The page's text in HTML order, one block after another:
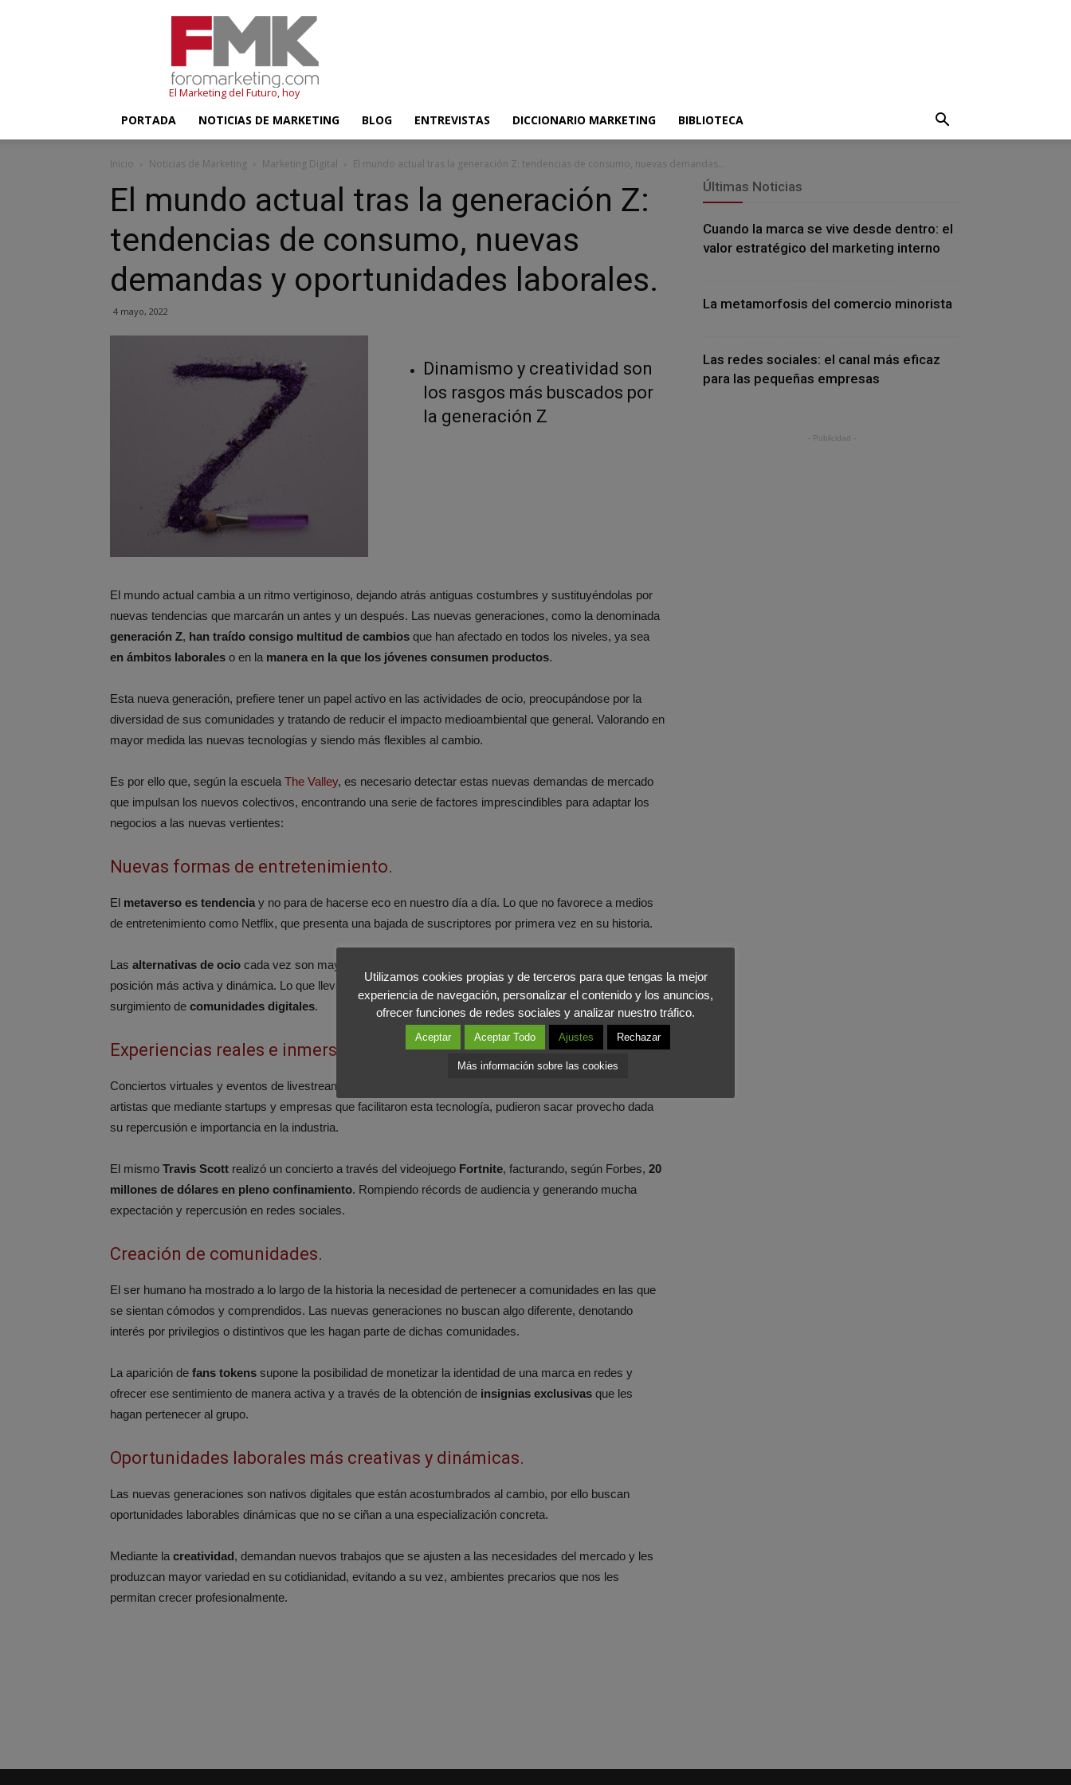
El Marketing del Futuro, hoy
PORTADA NOTICIAS DE MARKETING BLOG ENTREVISTAS DICCIONARIO MARKETING BIBLIOTECA
Inicio Noticias de Marketing Marketing Digital El mundo actual tras la generación Z: tendencias de consumo, nuevas demandas...
El mundo actual tras la generación Z:
tendencias de consumo, nuevas
demandas y oportunidades laborales.
4 mayo, 2022
Dinamismo y creatividad son
los rasgos más buscados por
la generación Z
El mundo actual cambia a un ritmo vertiginoso, dejando atrás antiguas costumbres y sustituyéndolas por
nuevas tendencias que marcarán un antes y un después. Las nuevas generaciones, como la denominada
generación Z, han traído consigo multitud de cambios que han afectado en todos los niveles, ya sea
en ámbitos laborales o en la manera en la que los jóvenes consumen productos.
Esta nueva generación, prefiere tener un papel activo en las actividades de ocio, preocupándose por la
diversidad de sus comunidades y tratando de reducir el impacto medioambiental que general. Valorando en
mayor medida las nuevas tecnologías y siendo más flexibles al cambio.
Es por ello que, según la escuela The Valley, es necesario detectar estas nuevas demandas de mercado
que impulsan los nuevos colectivos, encontrando una serie de factores imprescindibles para adaptar los
negocios a las nuevas vertientes:
Nuevas formas de entretenimiento.
El metaverso es tendencia y no para de hacerse eco en nuestro día a día. Lo que no favorece a medios
de entretenimiento como Netflix, que presenta una bajada de suscriptores por primera vez en su historia.
Las alternativas de ocio cada vez son mayores, y los jóvenes demandan interacción directa desde una
posición más activa y dinámica. Lo que lleva a la aparición de tecnologías disruptivas que ayuden al
surgimiento de comunidades digitales.
Experiencias reales e inmersivas
Conciertos virtuales y eventos de livestreaming de pago se convirtieron en una opción viable para algunos
artistas que mediante startups y empresas que facilitaron esta tecnología, pudieron sacar provecho dada
su repercusión e importancia en la industria.
El mismo Travis Scott realizó un concierto a través del videojuego Fortnite, facturando, según Forbes, 20
millones de dólares en pleno confinamiento. Rompiendo récords de audiencia y generando mucha
expectación y repercusión en redes sociales.
Creación de comunidades.
El ser humano ha mostrado a lo largo de la historia la necesidad de pertenecer a comunidades en las que
se sientan cómodos y comprendidos. Las nuevas generaciones no buscan algo diferente, denotando
interés por privilegios o distintivos que les hagan parte de dichas comunidades.
La aparición de fans tokens supone la posibilidad de monetizar la identidad de una marca en redes y
ofrecer ese sentimiento de manera activa y a través de la obtención de insignias exclusivas que les
hagan pertenecer al grupo.
Oportunidades laborales más creativas y dinámicas.
Las nuevas generaciones son nativos digitales que están acostumbrados al cambio, por ello buscan
oportunidades laborables dinámicas que no se ciñan a una especialización concreta.
Mediante la creatividad, demandan nuevos trabajos que se ajusten a las necesidades del mercado y les
produzcan mayor variedad en su cotidianidad, evitando a su vez, ambientes precarios que nos les
permitan crecer profesionalmente.
Últimas Noticias
Cuando la marca se vive desde dentro: el
valor estratégico del marketing interno
La metamorfosis del comercio minorista
Las redes sociales: el canal más eficaz
para las pequeñas empresas
- Publicidad -
Utilizamos cookies propias y de terceros para que tengas la mejor
experiencia de navegación, personalizar el contenido y los anuncios,
ofrecer funciones de redes sociales y analizar nuestro tráfico.
Aceptar Aceptar Todo Ajustes Rechazar
Más información sobre las cookies